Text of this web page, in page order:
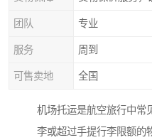
团队 专业
服务 周到
可售卖地 全国
机场托运是航空旅行中常
李或超过手提行李限额的